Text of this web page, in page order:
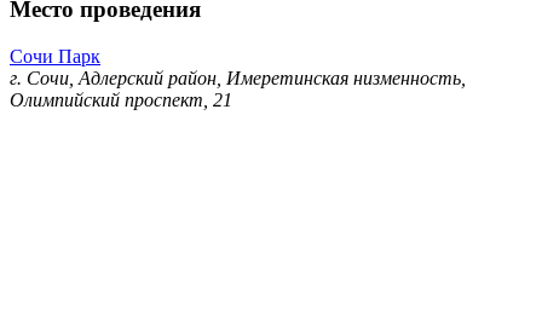
Место проведения
Сочи Парк
г. Сочи, Адлерский район, Имеретинская низменность,
Олимпийский проспект, 21